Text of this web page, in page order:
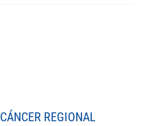
CÁNCER REGIONAL